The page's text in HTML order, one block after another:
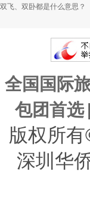
双飞、双卧都是什么意思？
全国国际
包团首选 |
版权所
深圳华